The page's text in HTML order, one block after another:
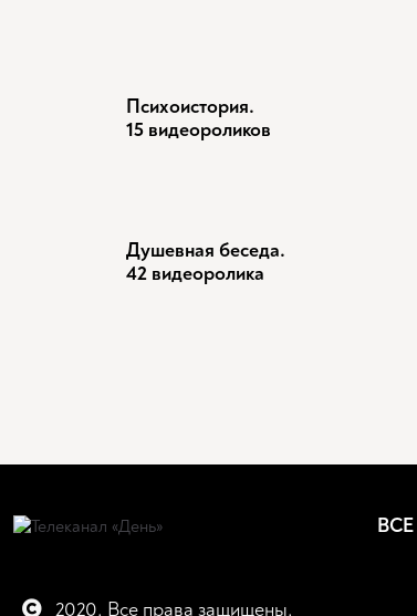
Психоистория.
15 видеороликов
Душевная беседа.
42 видеоролика
2020. Все права защищены.